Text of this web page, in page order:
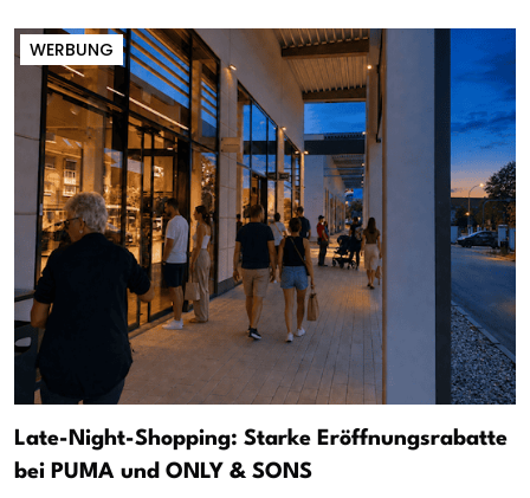
WERBUNG
Late-Night-Shopping: Starke Eröffnungsrabatte
bei PUMA und ONLY & SONS